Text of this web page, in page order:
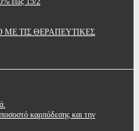
ΤΙΣ ΘΕΡΑΠΕΥΤΙΚΕΣ
καρπόδεσης και την